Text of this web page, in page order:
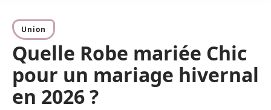
Union
Quelle Robe mariée Chic
pour un mariage hivernal
en 2026 ?